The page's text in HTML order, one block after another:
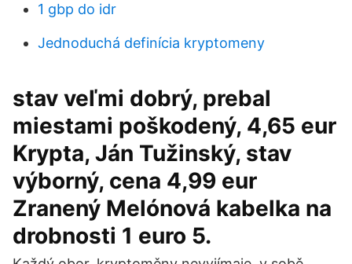
1 gbp do idr
Jednoduchá definícia kryptomeny
stav veľmi dobrý, prebal
miestami poškodený, 4,65 eur
Krypta, Ján Tužinský, stav
výborný, cena 4,99 eur
Zranený Melónová kabelka na
drobnosti 1 euro 5.